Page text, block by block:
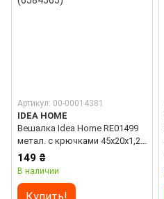
Артикул: 00-00014381
IDEA HOME
Вешалка Idea Home RE01499
метал. с крючками 45х20x1,2
см (рез. покр) (6584565)
149 ₴
В наличии